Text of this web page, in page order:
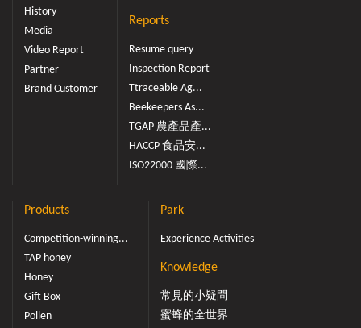
History
Media
Video Report
Partner
Brand Customer
Reports
Resume query
Inspection Report
Ttraceable Ag...
Beekeepers As...
TGAP 農產品產...
HACCP 食品安...
ISO22000 國際...
Products
Competition-winning...
TAP honey
Honey
Gift Box
Pollen
Park
Experience Activities
Knowledge
常見的小疑問
蜜蜂的全世界